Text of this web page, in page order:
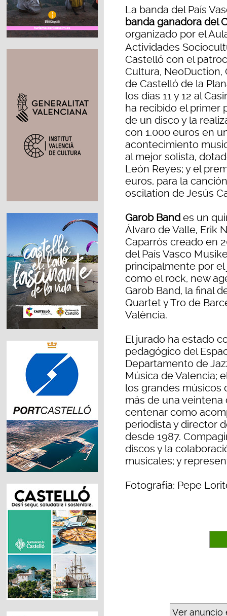
La banda del País
banda ganadora del
organizado por el
Actividades
Castelló con el
Cultura,
de Castelló de la
los días 11 y 12 al
ha recibido el primer
de un disco y la
con 1.000 euros en
acontecimiento
al mejor solista,
León Reyes; y el
euros, para la
oscilation de Jesús
Garob Bandes un
Álvaro de Valle, Erik
Caparrós creado en
del País Vasco
principalmente por
como el rock, new
Garob Band, la final
Quartet y Tro de
València.
El jurado ha estado
pedagógico del
Departamento de
Música de Valencia;
los grandes músicos
más de una
centenar como
periodista y director
desde 1987.
discos y la
musicales; y
Fotografía: Pepe
Ver anuncio